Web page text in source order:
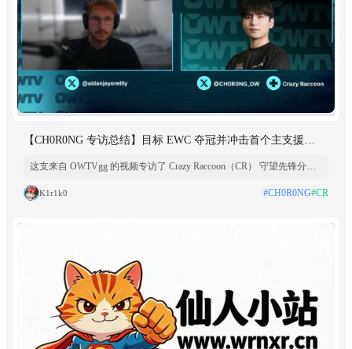
【CH0R0NG 专访总结】目标 EWC 夺冠并冲击首个主支援
这支来自 OWTVgg 的视频专访了 Crazy Raccoon（CR） 守望先锋分部
WCS 韩国赛区决赛总结、队内选手与教练分工、法国集训与训练赛情
K1r1k0 #CH0R0NG#CR